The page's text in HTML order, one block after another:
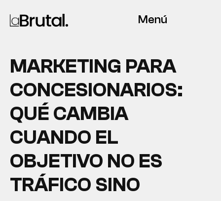
Menú
MARKETING PARA
CONCESIONARIOS:
QUÉ CAMBIA
CUANDO EL
OBJETIVO NO ES
TRÁFICO SINO